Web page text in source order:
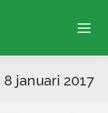
8 januari 2017